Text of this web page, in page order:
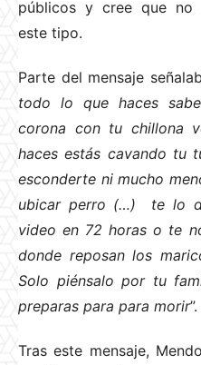
públicos y cree que no
este tipo.
Parte del mensaje
todo lo que haces
corona con tu
haces estás cavando tu
esconderte ni mucho
ubicar perro (…) te lo
video en 72 horas o te
donde reposan los
Solo piénsalo por tu
preparas para para morir”.
Tras este mensaje,